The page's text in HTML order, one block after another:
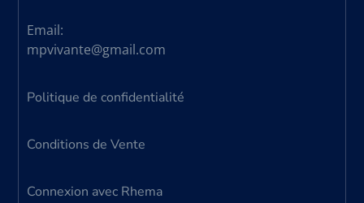
Email:
mpvivante@gmail.com
Politique de confidentialité
Conditions de Vente
Connexion avec Rhema